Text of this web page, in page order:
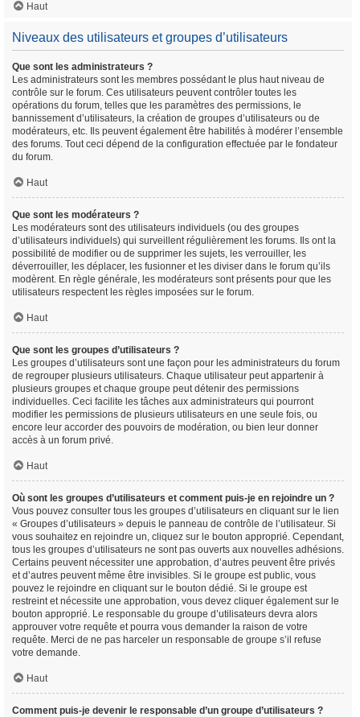
Haut
Niveaux des utilisateurs et groupes d’utilisateurs
Que sont les administrateurs ?
Les administrateurs sont les membres possédant le plus haut niveau de
contrôle sur le forum. Ces utilisateurs peuvent contrôler toutes les
opérations du forum, telles que les paramètres des permissions, le
bannissement d’utilisateurs, la création de groupes d’utilisateurs ou de
modérateurs, etc. Ils peuvent également être habilités à modérer l’ensemble
des forums. Tout ceci dépend de la configuration effectuée par le fondateur
du forum.
Haut
Que sont les modérateurs ?
Les modérateurs sont des utilisateurs individuels (ou des groupes
d’utilisateurs individuels) qui surveillent régulièrement les forums. Ils ont la
possibilité de modifier ou de supprimer les sujets, les verrouiller, les
déverrouiller, les déplacer, les fusionner et les diviser dans le forum qu’ils
modèrent. En règle générale, les modérateurs sont présents pour que les
utilisateurs respectent les règles imposées sur le forum.
Haut
Que sont les groupes d’utilisateurs ?
Les groupes d’utilisateurs sont une façon pour les administrateurs du forum
de regrouper plusieurs utilisateurs. Chaque utilisateur peut appartenir à
plusieurs groupes et chaque groupe peut détenir des permissions
individuelles. Ceci facilite les tâches aux administrateurs qui pourront
modifier les permissions de plusieurs utilisateurs en une seule fois, ou
encore leur accorder des pouvoirs de modération, ou bien leur donner
accès à un forum privé.
Haut
Où sont les groupes d’utilisateurs et comment puis-je en rejoindre un ?
Vous pouvez consulter tous les groupes d’utilisateurs en cliquant sur le lien
« Groupes d’utilisateurs » depuis le panneau de contrôle de l’utilisateur. Si
vous souhaitez en rejoindre un, cliquez sur le bouton approprié. Cependant,
tous les groupes d’utilisateurs ne sont pas ouverts aux nouvelles adhésions.
Certains peuvent nécessiter une approbation, d’autres peuvent être privés
et d’autres peuvent même être invisibles. Si le groupe est public, vous
pouvez le rejoindre en cliquant sur le bouton dédié. Si le groupe est
restreint et nécessite une approbation, vous devez cliquer également sur le
bouton approprié. Le responsable du groupe d’utilisateurs devra alors
approuver votre requête et pourra vous demander la raison de votre
requête. Merci de ne pas harceler un responsable de groupe s’il refuse
votre demande.
Haut
Comment puis-je devenir le responsable d’un groupe d’utilisateurs ?